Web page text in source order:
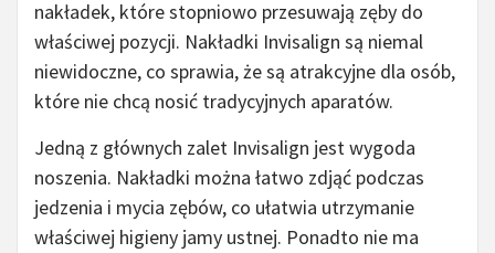
nakładek, które stopniowo przesuwają zęby do
właściwej pozycji. Nakładki Invisalign są niemal
niewidoczne, co sprawia, że są atrakcyjne dla osób,
które nie chcą nosić tradycyjnych aparatów.
Jedną z głównych zalet Invisalign jest wygoda
noszenia. Nakładki można łatwo zdjąć podczas
jedzenia i mycia zębów, co ułatwia utrzymanie
właściwej higieny jamy ustnej. Ponadto nie ma